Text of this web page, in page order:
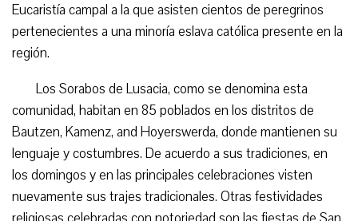
Eucaristía campal a la que asisten cientos de peregrinos
pertenecientes a una minoría eslava católica presente en la
región.
Los Sorabos de Lusacia, como se denomina esta
comunidad, habitan en 85 poblados en los distritos de
Bautzen, Kamenz, and Hoyerswerda, donde mantienen su
lenguaje y costumbres. De acuerdo a sus tradiciones, en
los domingos y en las principales celebraciones visten
nuevamente sus trajes tradicionales. Otras festividades